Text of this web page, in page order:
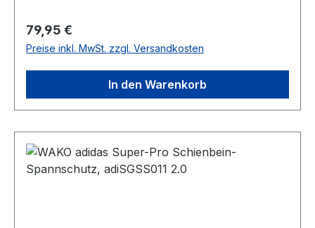
Regulärer Preis:
79,95 €
Preise inkl. MwSt. zzgl. Versandkosten
In den Warenkorb